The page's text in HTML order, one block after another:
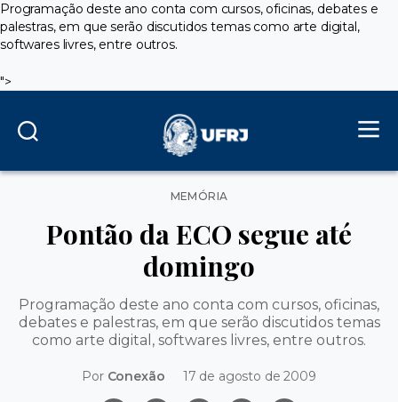
Programação deste ano conta com cursos, oficinas, debates e
palestras, em que serão discutidos temas como arte digital,
softwares livres, entre outros.
">
Categorias
MEMÓRIA
Pontão da ECO segue até
domingo
Programação deste ano conta com cursos, oficinas,
debates e palestras, em que serão discutidos temas
como arte digital, softwares livres, entre outros.
Por Conexão 17 de agosto de 2009